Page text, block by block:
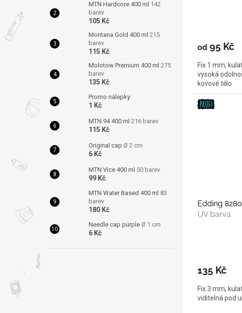
MTN Hardcore 400 ml 142
barev
105 Kč
Montana Gold 400 ml 215
barev
115 Kč
Molotow Premium 400 ml 275
barev
135 Kč
Promo nálepky
1 Kč
MTN 94 400 ml 216 barev
115 Kč
Original cap Ø 2 cm
6 Kč
MTN Vice 400 ml 50 barev
99 Kč
MTN Water Based 400 ml 83
barev
180 Kč
Needle cap purple Ø 1 cm
6 Kč
od 95 Kč
Fix 1 mm,
vysoká
kovové tělo
Edding
UV barva
135 Kč
Fix 3 mm,
viditelná pod